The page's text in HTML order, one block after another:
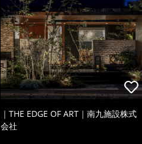
｜THE EDGE OF ART｜南九施設株式
会社